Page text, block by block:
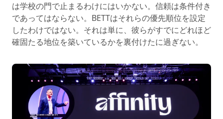
は学校の門で止まるわけにはいかない。信頼は条件付き
であってはならない。BETTはそれらの優先順位を設定
したわけではない。それは単に、彼らがすでにどれほど
確固たる地位を築いているかを裏付けたに過ぎない。